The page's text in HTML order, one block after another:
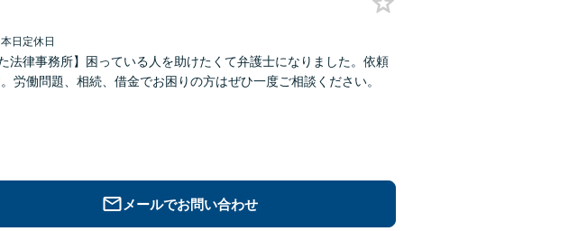
日定休日
法律事務所】困っている人を助けたくて弁護士になりました。依頼
労働問題、相続、借金でお困りの方はぜひ一度ご相談ください。
メールでお問い合わせ